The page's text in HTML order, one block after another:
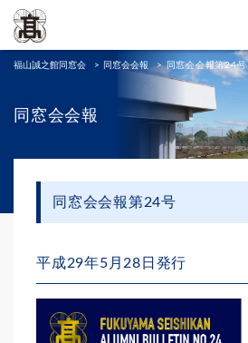
福山誠之館同窓会 > 同窓会会報 >同窓会会報第24号
同窓会会報
同窓会会報第24号
平成29年5月28日発行